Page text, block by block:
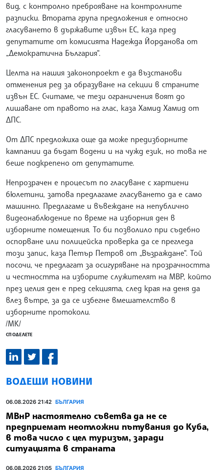
вид, с контролно преброяване на контролните
разписки. Втората група предложения е относно
гласуването в държавите извън ЕС, каза пред
депутатите от комисията Надежда Йорданова от
„Демократична България“.
Целта на нашия законопроект е да възстанови
отменения ред за образуване на секции в страните
извън ЕС. Считаме, че тези ограничения воят до
лишаване от правото на глас, каза Хамид Хамид от
ДПС.
От ДПС предложиха още да може предизборните
кампании да бъдат водени и на чужд език, но това не
беше подкрепено от депутатите.
Непрозрачен е процесът по гласуване с хартиени
бюлетини, затова предлагаме гласуването да е само
машинно. Предлагаме и въвеждане на непублично
видеонаблюдение по време на изборния ден в
изборните помещения. То би позволило при съдебно
оспорване или полицейска проверка да се прегледа
този запис, каза Петър Петров от „Възраждане“. Той
посочи, че предлагат за осигуряване на прозрачността
и честността на изборите служителят на МВР, който
през целия ден е пред секцията, след края на деня да
влез вътре, за да се избегне вмешателство в
изборните протоколи.
/МК/
СПОДЕЛЕТЕ
ВОДЕЩИ НОВИНИ
06.08.2026 21:42 БЪЛГАРИЯ
МВнР настоятелно съветва да не се
предприемат неотложни пътувания до Куба,
в това число с цел туризъм, заради
ситуацията в страната
06.08.2026 21:05 БЪЛГАРИЯ